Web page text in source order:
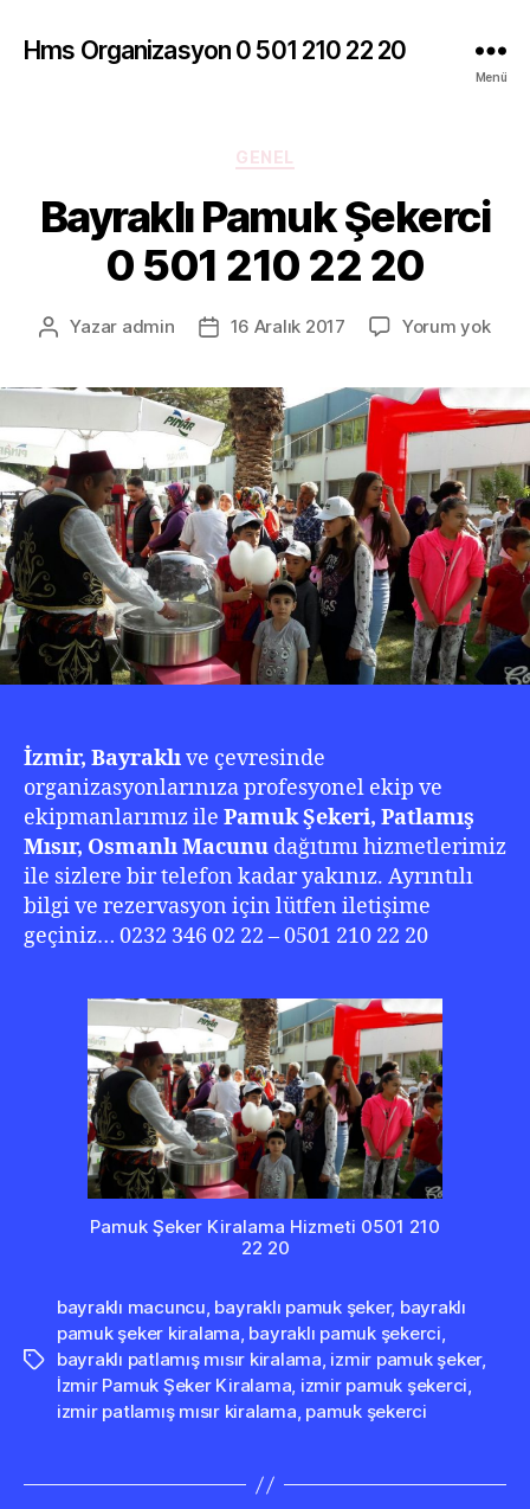
Hms Organizasyon 0 501 210 22 20
Menü
Kategoriler
GENEL
Bayraklı Pamuk Şekerci
0 501 210 22 20
Yazının
Yazar admin
Yazı16 Aralık 2017 Yorum yok
0
501
22
20
İzmir, Bayraklıve çevresinde
organizasyonlarınıza profesyonel ekip ve
ekipmanlarımız ile Pamuk Şekeri, Patlamış
Mısır, Osmanlı Macunu dağıtımı hizmetlerimiz
ile sizlere bir telefon kadar yakınız. Ayrıntılı
bilgi ve rezervasyon için lütfen iletişime
geçiniz… 0232 346 02 22 – 0501 210 22 20
Pamuk Şeker Kiralama Hizmeti 0501 210
22 20
Etiketler
bayraklı macuncu, bayraklı pamuk şeker, bayraklı
pamuk şeker kiralama, bayraklı pamuk şekerci,
bayraklı patlamış mısır kiralama, izmir pamuk şeker,
İzmir Pamuk Şeker Kiralama, izmir pamuk şekerci,
izmir patlamış mısır kiralama, pamuk şekerci